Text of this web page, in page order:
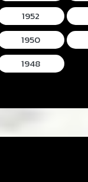
1952
1950
1948